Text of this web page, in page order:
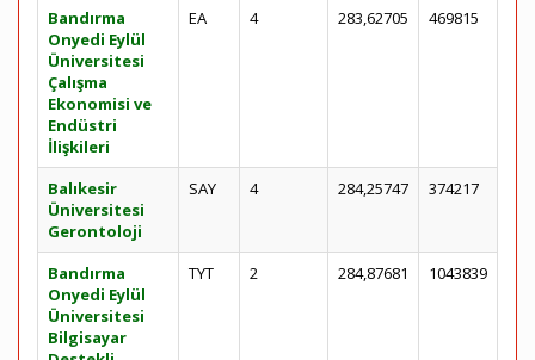
Bandırma
Onyedi Eylül
Üniversitesi
Çalışma
Ekonomisi ve
Endüstri
İlişkileri
EA 4 283,62705 469815
Balıkesir
Üniversitesi
Gerontoloji
SAY 4 284,25747 374217
Bandırma
Onyedi Eylül
Üniversitesi
Bilgisayar
TYT 2 284,87681 1043839